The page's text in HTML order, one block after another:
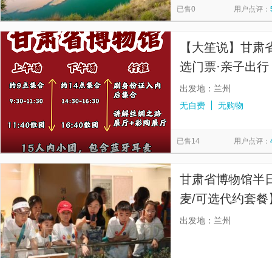
已售0 用户点评：
【大笙说】甘
选门票·亲子出行
出发地：兰州
无自费
无购物
已售14 用户点评：
甘肃省博物馆半
麦/可选代约套
9:30/14:30多场
出发地：兰州